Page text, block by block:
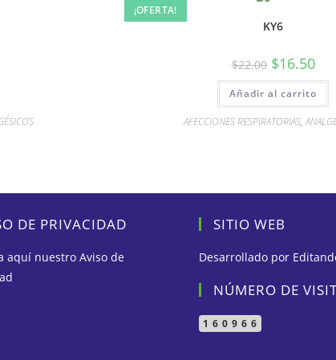
¡OFERTA!
KY6
$22.00 $16.50
Añadir al carrito
AFECCIONES RESPIRATORIAS,
DE PRIVACIDAD
aquí nuestro Aviso de
SITIO WEB
Desarrollado por
NÚMERO DE
160966